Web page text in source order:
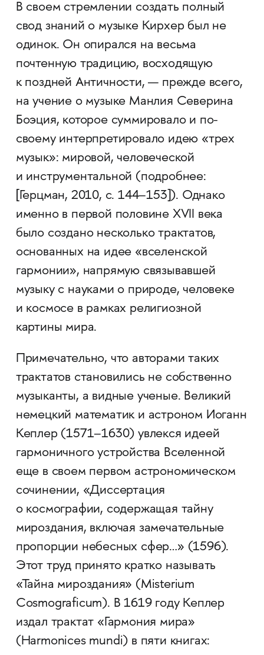
В своем стремлении создать полный
свод знаний о музыке Кирхер был не
одинок. Он опирался на весьма
почтенную традицию, восходящую
к поздней Античности, — прежде всего,
на учение о музыке Манлия Северина
Боэция, которое суммировало и по-
своему интерпретировало идею «трех
музык»: мировой, человеческой
и инструментальной (подробнее:
[Герцман, 2010, с. 144–153]). Однако
именно в первой половине XVII века
было создано несколько трактатов,
основанных на идее «вселенской
гармонии», напрямую связывавшей
музыку с науками о природе, человеке
и космосе в рамках религиозной
картины мира.
Примечательно, что авторами таких
трактатов становились не собственно
музыканты, а видные ученые. Великий
немецкий математик и астроном Иоганн
Кеплер (1571–1630) увлекся идеей
гармоничного устройства Вселенной
еще в своем первом астрономическом
сочинении, «Диссертация
о космографии, содержащая тайну
мироздания, включая замечательные
пропорции небесных сфер…» (1596).
Этот труд принято кратко называть
«Тайна мироздания» (Misterium
Cosmograficum). В 1619 году Кеплер
издал трактат «Гармония мира»
(Harmonices mundi) в пяти книгах: